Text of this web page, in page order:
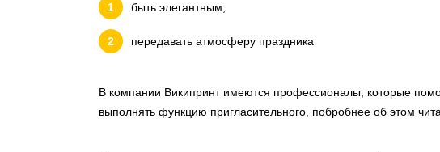
быть элегантным;
передавать атмосферу праздника
В компании Википринт имеются профессионалы, которые
выполнять функцию пригласительного, побробнее об этом